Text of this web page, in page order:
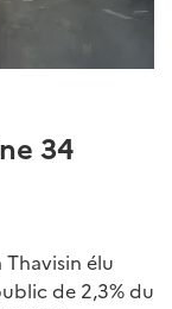
34
Thavisin élu
de 2,3% du